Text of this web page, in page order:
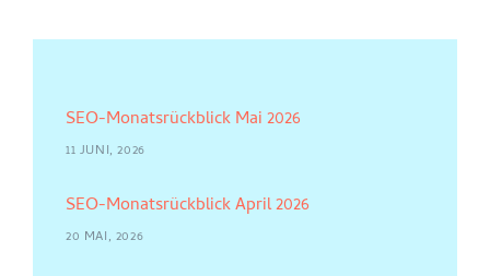
SEO-Monatsrückblick Mai 2026
11 JUNI, 2026
SEO-Monatsrückblick April 2026
20 MAI, 2026